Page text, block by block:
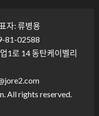
자: 류병용
81-02588
1로 14 동탄케이벨리
All rights reserved.